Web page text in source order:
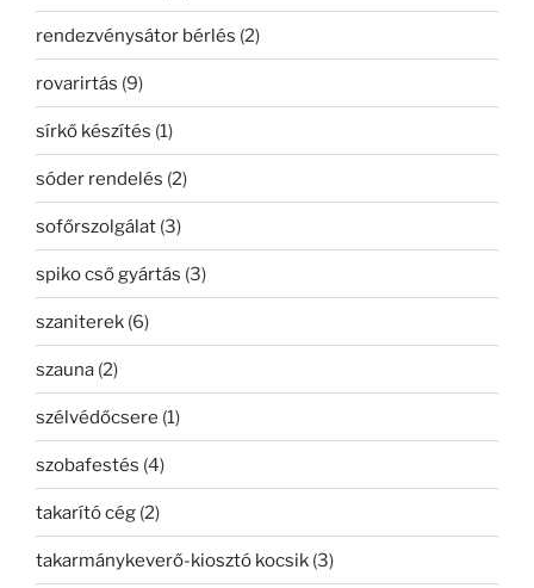
rendezvénysátor bérlés (2)
rovarirtás (9)
sírkő készítés (1)
sóder rendelés (2)
sofőrszolgálat (3)
spiko cső gyártás (3)
szaniterek (6)
szauna (2)
szélvédőcsere (1)
szobafestés (4)
takarító cég (2)
takarmánykeverő-kiosztó kocsik (3)